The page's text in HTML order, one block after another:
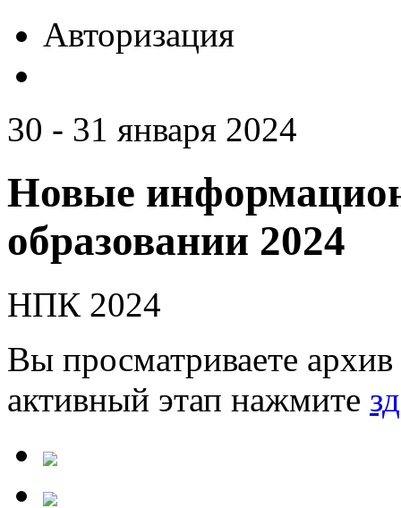
Авторизация
30 - 31 января 2024
Новые
образовании 2024
НПК 2024
Вы просматриваете
активный этап нажмите